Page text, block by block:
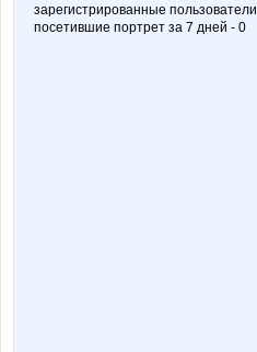
зарегистрированные пользователи
посетившие портрет за 7 дней - 0